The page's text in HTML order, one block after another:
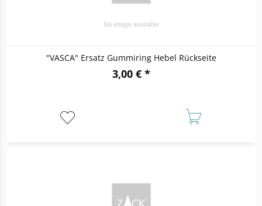
"VASCA" Ersatz Gummiring Hebel Rückseite
3,00 € *